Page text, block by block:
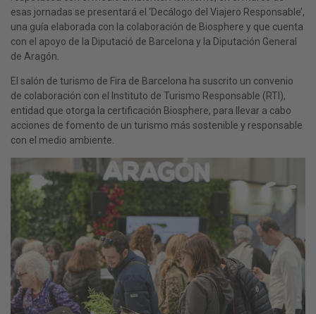
esas jornadas se presentará el ‘Decálogo del Viajero Responsable’,
una guía elaborada con la colaboración de Biosphere y que cuenta
con el apoyo de la Diputació de Barcelona y la Diputación General
de Aragón.
El salón de turismo de Fira de Barcelona ha suscrito un convenio
de colaboración con el Instituto de Turismo Responsable (RTI),
entidad que otorga la certificación Biosphere, para llevar a cabo
acciones de fomento de un turismo más sostenible y responsable
con el medio ambiente.